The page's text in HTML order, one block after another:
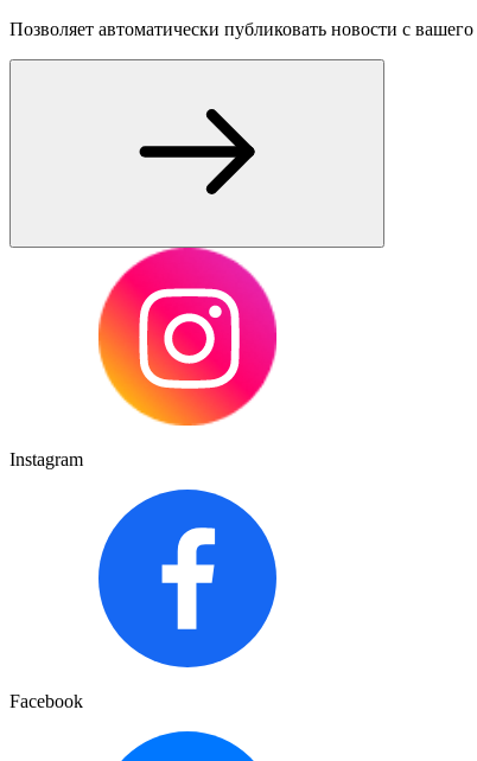
Позволяет автоматически публиковать новости с
Instagram
Facebook